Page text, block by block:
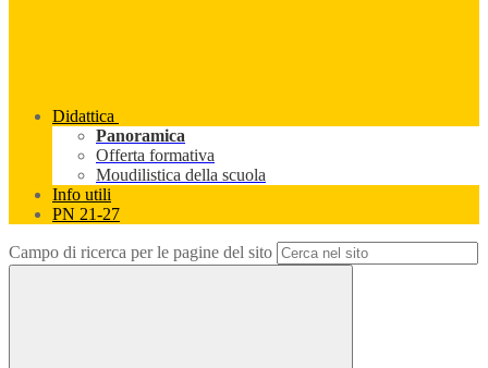
Didattica
Panoramica
Offerta formativa
Moudilistica della scuola
Info utili
PN 21-27
Campo di ricerca per le pagine del sito